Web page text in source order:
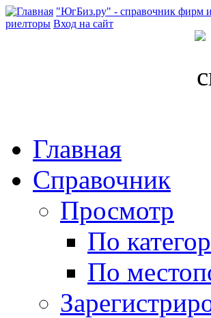
"ЮгБиз.ру" - справочник фирм
риелторы Вход на сайт
Главная
Справочник
Просмотр
По
По